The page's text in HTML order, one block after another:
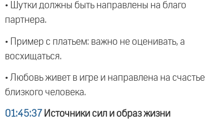
• Шутки должны быть направлены на благо
партнера.
• Пример с платьем: важно не оценивать, а
восхищаться.
• Любовь живет в игре и направлена на счастье
близкого человека.
01:45:37 Источники сил и образ жизни